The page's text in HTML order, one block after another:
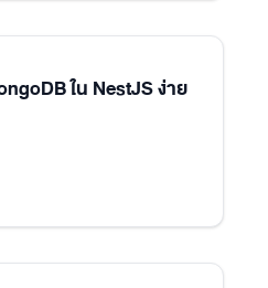
ใน NestJS ง่าย